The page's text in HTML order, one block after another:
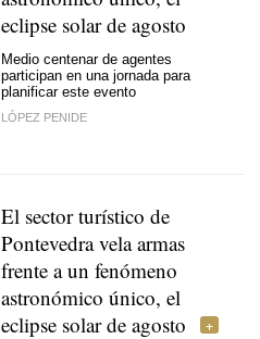
eclipse solar de agosto
Medio centenar de agentes
participan en una jornada para
planificar este evento
LÓPEZ PENIDE
El sector turístico de
Pontevedra vela armas
frente a un fenómeno
astronómico único, el
eclipse solar de agosto